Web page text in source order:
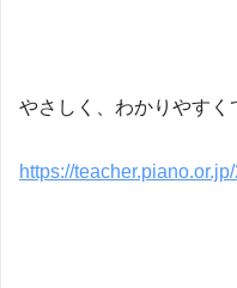
やさしく、わかりやすく
https://